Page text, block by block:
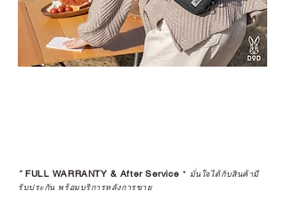
*FULL WARRANTY & After Service * มั่นใจได้กับสินค้ามี
รับประกัน พร้อมบริการหลังการขาย